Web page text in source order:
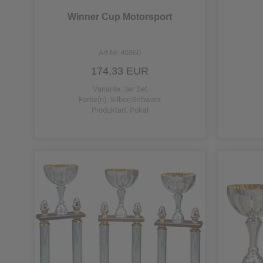
Einzelpokal 29,3 cm, klein
Einzelpokal 29,5 cm
Einzelpokal 29,6 cm
Einzelpokal 29,7 cm
Einzelpokal 29,8 cm
Winner Cup Motorsport
Art.Nr. 40360
174,33 EUR
Variante: 3er Set
Farbe(n): Silber/Schwarz
Produktart: Pokal